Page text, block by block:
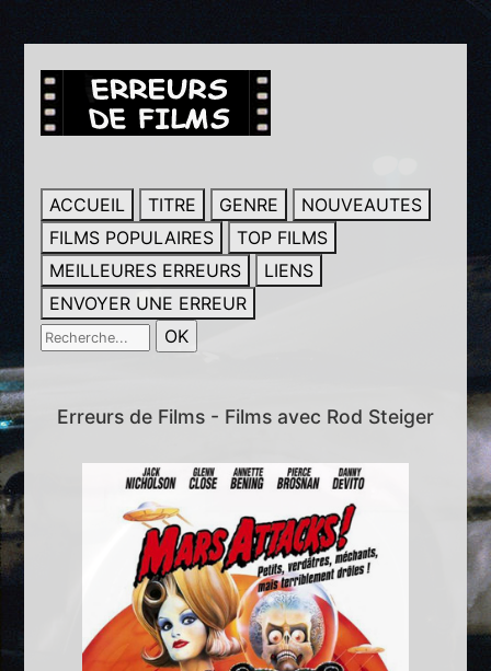
ACCUEIL TITRE GENRE
NOUVEAUTES
FILMS POPULAIRES
TOP FILMS
MEILLEURES ERREURS
LIENS
ENVOYER UNE ERREUR
Erreurs de Films - Films avec Rod Steiger